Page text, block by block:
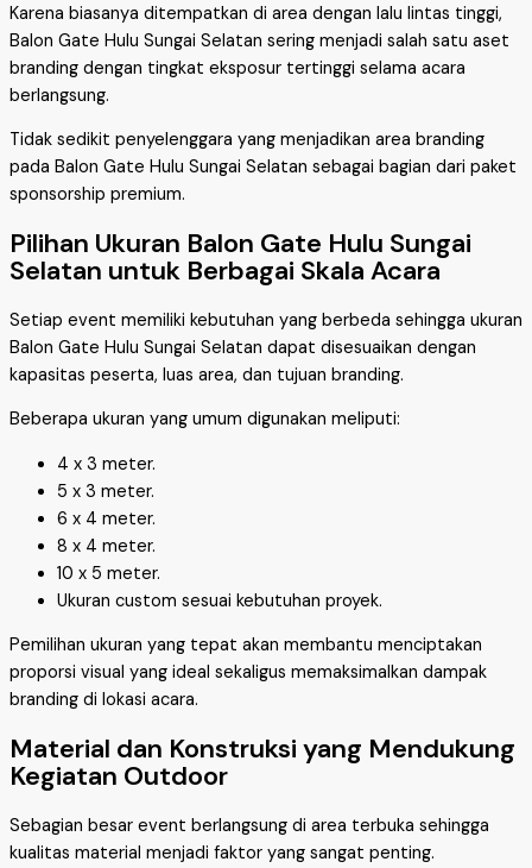
Karena biasanya ditempatkan di area dengan lalu lintas tinggi,
Balon Gate Hulu Sungai Selatan sering menjadi salah satu aset
branding dengan tingkat eksposur tertinggi selama acara
berlangsung.
Tidak sedikit penyelenggara yang menjadikan area branding
pada Balon Gate Hulu Sungai Selatan sebagai bagian dari paket
sponsorship premium.
Pilihan Ukuran Balon Gate Hulu Sungai
Selatan untuk Berbagai Skala Acara
Setiap event memiliki kebutuhan yang berbeda sehingga ukuran
Balon Gate Hulu Sungai Selatan dapat disesuaikan dengan
kapasitas peserta, luas area, dan tujuan branding.
Beberapa ukuran yang umum digunakan meliputi:
4 x 3 meter.
5 x 3 meter.
6 x 4 meter.
8 x 4 meter.
10 x 5 meter.
Ukuran custom sesuai kebutuhan proyek.
Pemilihan ukuran yang tepat akan membantu menciptakan
proporsi visual yang ideal sekaligus memaksimalkan dampak
branding di lokasi acara.
Material dan Konstruksi yang Mendukung
Kegiatan Outdoor
Sebagian besar event berlangsung di area terbuka sehingga
kualitas material menjadi faktor yang sangat penting.